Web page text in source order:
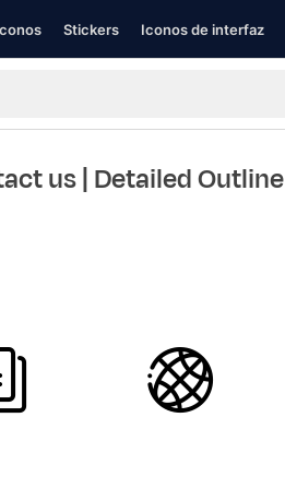
Stickers Iconos de interfaz
us| Detailed Outline